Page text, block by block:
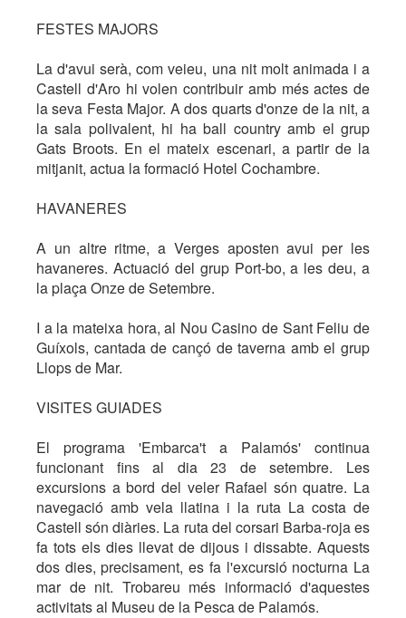
FESTES MAJORS
La d'avui serà, com veieu, una nit molt animada i a
Castell d'Aro hi volen contribuir amb més actes de
la seva Festa Major. A dos quarts d'onze de la nit, a
la sala polivalent, hi ha ball country amb el grup
Gats Broots. En el mateix escenari, a partir de la
mitjanit, actua la formació Hotel Cochambre.
HAVANERES
A un altre ritme, a Verges aposten avui per les
havaneres. Actuació del grup Port-bo, a les deu, a
la plaça Onze de Setembre.
I a la mateixa hora, al Nou Casino de Sant Feliu de
Guíxols, cantada de cançó de taverna amb el grup
Llops de Mar.
VISITES GUIADES
El programa 'Embarca't a Palamós' continua
funcionant fins al dia 23 de setembre. Les
excursions a bord del veler Rafael són quatre. La
navegació amb vela llatina i la ruta La costa de
Castell són diàries. La ruta del corsari Barba-roja es
fa tots els dies llevat de dijous i dissabte. Aquests
dos dies, precisament, es fa l'excursió nocturna La
mar de nit. Trobareu més informació d'aquestes
activitats al Museu de la Pesca de Palamós.